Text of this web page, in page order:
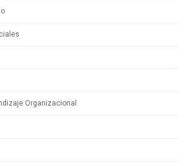
Organizacional